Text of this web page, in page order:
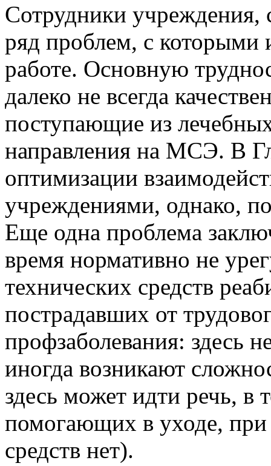
Сотрудники учреждения,
ряд проблем, с которыми
работе. Основную
далеко не всегда
поступающие из
направления на МСЭ. В
оптимизации
учреждениями, однако,
Еще одна проблема
время нормативно не
технических средств
пострадавших от
профзаболевания: здесь
иногда возникают
здесь может идти речь, в
помогающих в уходе, при
средств нет).